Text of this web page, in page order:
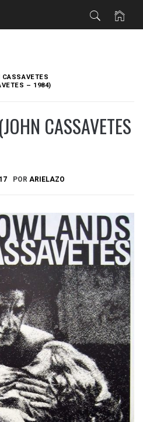
CASSAVETES
– 1984)
CASSAVETES
POR ARIELAZO